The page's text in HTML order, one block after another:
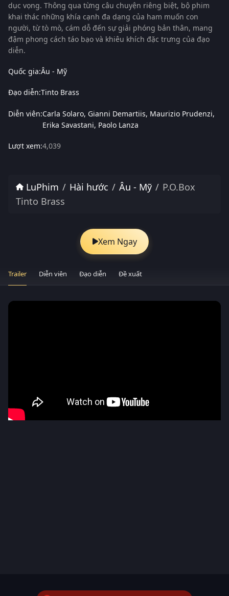
dục vọng. Thông qua từng câu chuyện riêng biệt, bộ phim
khai thác những khía cạnh đa dạng của ham muốn con
người, từ tò mò, cám dỗ đến sự giải phóng bản thân, mang
đậm phong cách táo bạo và khiêu khích đặc trưng của đạo
diễn.
Quốc gia:Âu - Mỹ
Đạo diễn:Tinto Brass
Diễn viên:Carla Solaro Gianni Demartiis Maurizio Prudenzi
Erika Savastani Paolo Lanza
Lượt xem:4,039
LuPhim Hài hước Âu - Mỹ
P.O.Box
Tinto Brass
Xem Ngay
Trailer Diễn viên Đạo diễn Đề xuất